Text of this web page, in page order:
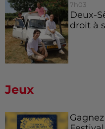
7h03
Deux-
droit à
Jeux